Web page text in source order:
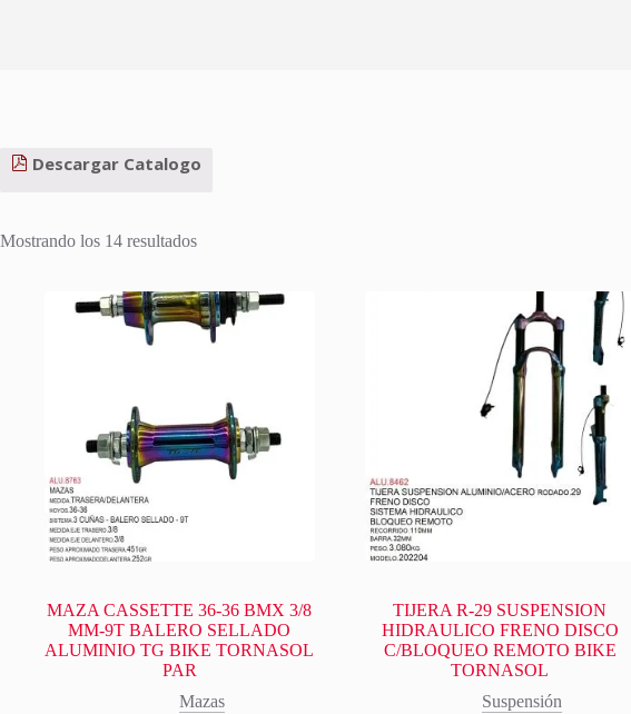
Descargar Catalogo
Mostrando los 14 resultadosOrdenado
últimos
MAZA CASSETTE 36-36 BMX 3/8
MM-9T BALERO SELLADO
ALUMINIO TG BIKE TORNASOL
PAR
Mazas
TIJERA R-29 SUSPENSION
HIDRAULICO FRENO DISCO
C/BLOQUEO REMOTO BIKE
TORNASOL
Suspensión